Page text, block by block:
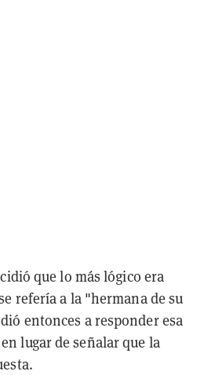
que lo más lógico era
refería a la "hermana de su
entonces a responder esa
lugar de señalar que la